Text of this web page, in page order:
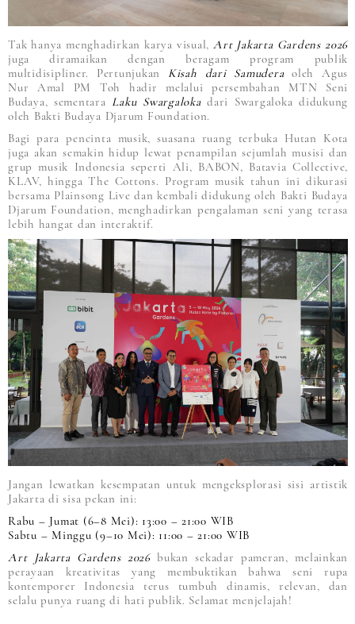
Tak hanya menghadirkan karya visual,Art Jakarta Gardens 2026
juga diramaikan dengan beragam program publik
multidisipliner. Pertunjukan Kisah dari Samuderaoleh Agus
Nur Amal PM Toh hadir melalui persembahan MTN Seni
Budaya, sementara Laku Swargalokadari Swargaloka didukung
oleh Bakti Budaya Djarum Foundation.
Bagi para pencinta musik, suasana ruang terbuka Hutan Kota
juga akan semakin hidup lewat penampilan sejumlah musisi dan
grup musik Indonesia seperti Ali, BABON, Batavia Collective,
KLAV, hingga The Cottons. Program musik tahun ini dikurasi
bersama Plainsong Live dan kembali didukung oleh Bakti Budaya
Djarum Foundation, menghadirkan pengalaman seni yang terasa
lebih hangat dan interaktif.
Jangan lewatkan kesempatan untuk mengeksplorasi sisi artistik
Jakarta di sisa pekan ini:
Rabu – Jumat (6–8 Mei): 13:00 – 21:00 WIB
Sabtu – Minggu (9–10 Mei): 11:00 – 21:00 WIB
Art Jakarta Gardens 2026 bukan sekadar pameran, melainkan
perayaan kreativitas yang membuktikan bahwa seni rupa
kontemporer Indonesia terus tumbuh dinamis, relevan, dan
selalu punya ruang di hati publik. Selamat menjelajah!